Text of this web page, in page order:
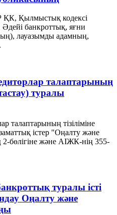
ҚК, Қылмыстық кодексi
банкроттық, яғни
лауазымды адамның,
талаптарының
туралы
талаптарының тізіліміне
істер "Оңалту және
бөлігіне және АІЖК-нің 355-
туралы істi
Оңалту және